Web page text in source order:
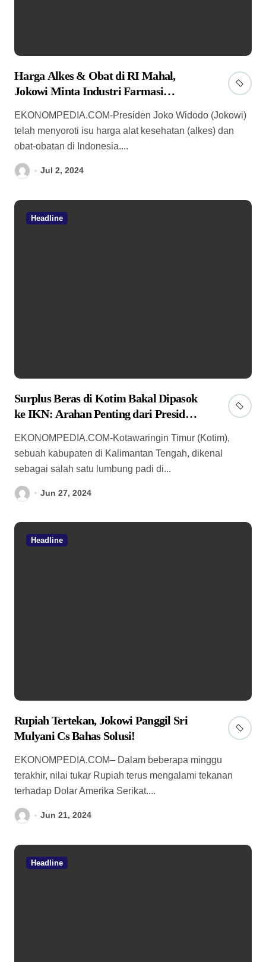
Harga Alkes & Obat di RI Mahal,
Jokowi Minta Industri Farmasi
EKONOMPEDIA.COM-Presiden Joko Widodo (Jokowi)
telah menyoroti isu harga alat kesehatan (alkes) dan
obat-obatan di Indonesia....
Jul 2, 2024
Headline
Surplus Beras di Kotim Bakal Dipasok
ke IKN: Arahan Penting dari Presiden
EKONOMPEDIA.COM-Kotawaringin Timur (Kotim),
sebuah kabupaten di Kalimantan Tengah, dikenal
sebagai salah satu lumbung padi di...
Jun 27, 2024
Headline
Rupiah Tertekan, Jokowi Panggil Sri
Mulyani Cs Bahas Solusi!
EKONOMPEDIA.COM– Dalam beberapa minggu
terakhir, nilai tukar Rupiah terus mengalami tekanan
terhadap Dolar Amerika Serikat....
Jun 21, 2024
Headline